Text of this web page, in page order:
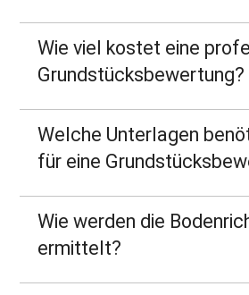
Wie viel kostet eine
Grundstücksbewertung?
Welche Unterlagen
für eine
Wie werden die
ermittelt?